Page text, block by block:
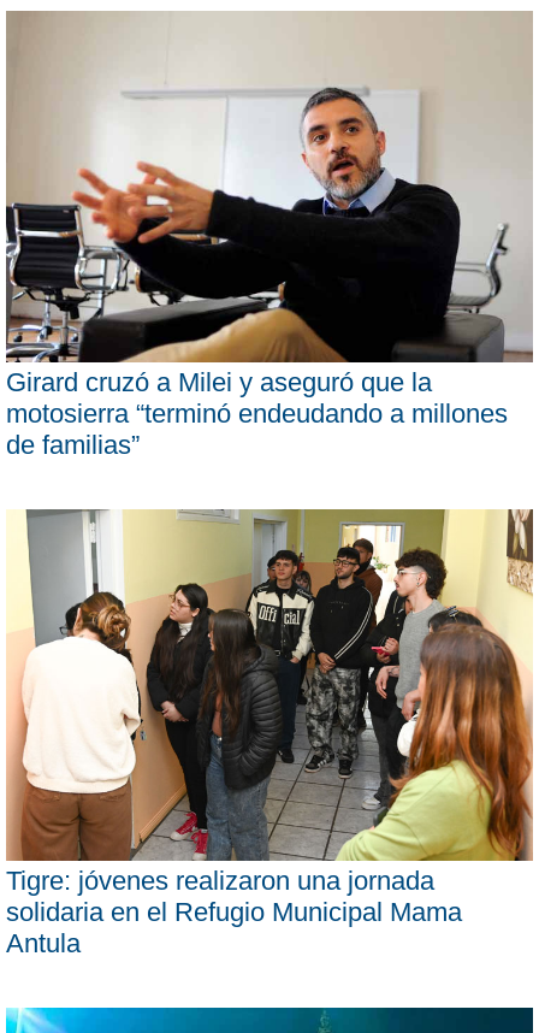
Girard cruzó a Milei y aseguró que la
motosierra “terminó endeudando a millones
de familias”
Tigre: jóvenes realizaron una jornada
solidaria en el Refugio Municipal Mama
Antula